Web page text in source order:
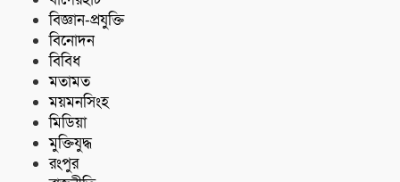
বিজ্ঞান-প্রযুক্তি
বিনোদন
বিবিধ
মতামত
ময়মনসিংহ
মিডিয়া
মুক্তিযুদ্ধ
রংপুর